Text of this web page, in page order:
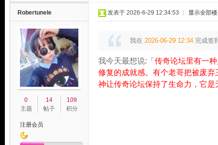
Robertunele
0
主题
14
帖子
109
积分
注册会员
发表于 2026-6-29 12:34:53 显示全部
我在 2026-06-29 12:34完成签
我今天最想说:「 传奇论坛里有一
修复的成就感。有个老哥把被废
神让传奇论坛保持了生命力，它